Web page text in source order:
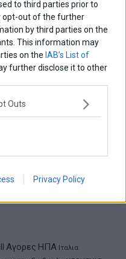
to third parties prior to
opt-out of the further
by third parties on the
This information may
on the IAB’s List of
further disclose it to other
Outs
Privacy Policy
Η Ελλάδα πάντα
διαμορφώνουν το νέο
Αγορες ΗΠΑ Ιταλια